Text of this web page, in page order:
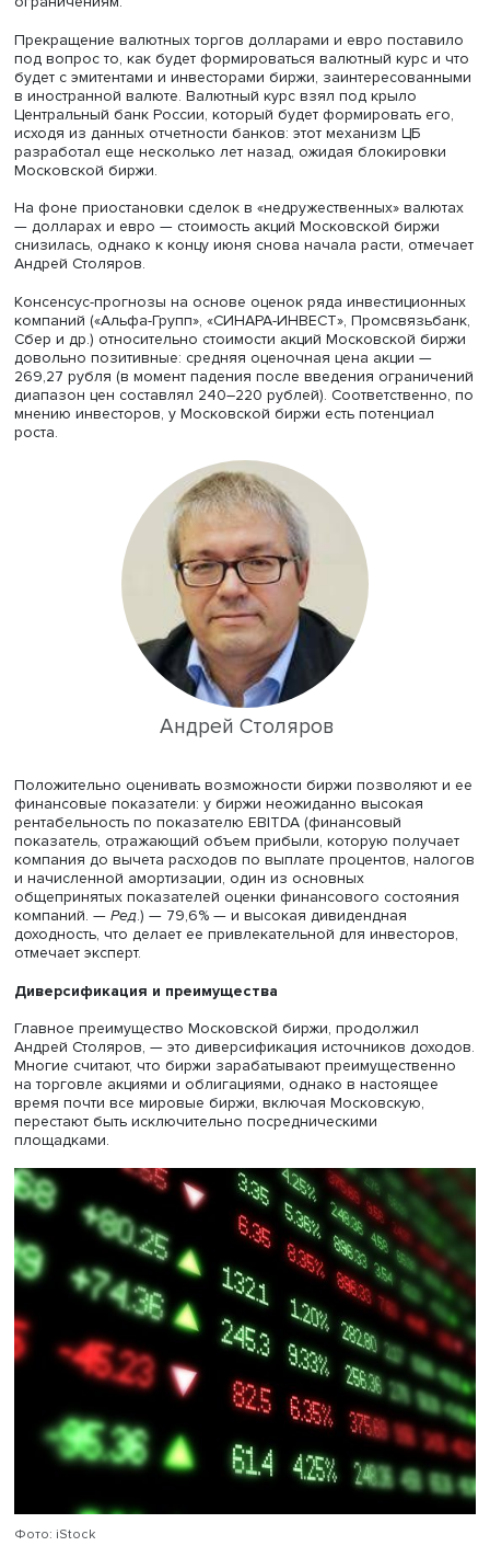
Санкции и доходность
Введения санкций против Московской биржи многие
ожидали с 2022 года, однако ввели их только в июне
года, что, вероятно, позволило подготовиться к
ограничениям.
Прекращение валютных торгов долларами и евро
под вопрос то, как будет формироваться валютный
будет с эмитентами и инвесторами биржи,
в иностранной валюте. Валютный курс взял под крыло
Центральный банк России, который будет формировать
разработал еще несколько лет назад, ожидая
Московской биржи.
На фоне приостановки сделок в «недружественных»
— долларах и евро — стоимость акций Московской
снизилась, однако к концу июня снова начала расти,
Андрей Столяров.
Консенсус-прогнозы на основе оценок ряда
компаний («Альфа-Групп», «СИНАРА-ИНВЕСТ»,
Сбер и др.) относительно стоимости акций Московской
довольно позитивные: средняя оценочная цена акции
269,27 рубля (в момент падения после введения
диапазон цен составлял 240–220 рублей).
мнению инвесторов, у Московской биржи есть
Положительно оценивать возможности биржи
финансовые показатели: у биржи неожиданно высокая
рентабельность по показателю EBITDA (финансовый
показатель, отражающий объем прибыли, которую
компания до вычета расходов по выплате процентов,
и начисленной амортизации, один из основных
общепринятых показателей оценки финансового
компаний. —
Ред.) — 79,6% — и высокая дивидендная
доходность, что делает ее привлекательной для
отмечает эксперт.
Диверсификация и преимущества
Главное преимущество Московской биржи, продолжил
Андрей Столяров, — это диверсификация источников
Многие считают, что биржи зарабатывают
на торговле акциями и облигациями, однако в
время почти все мировые биржи, включая Московскую,
перестают быть исключительно посредническими
площадками.